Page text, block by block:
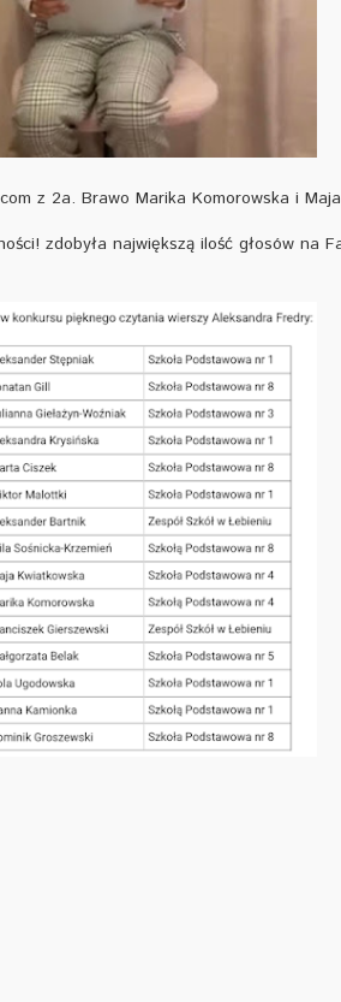
z 2a. Brawo Marika Komorowska i
zdobyła największą ilość głosów na